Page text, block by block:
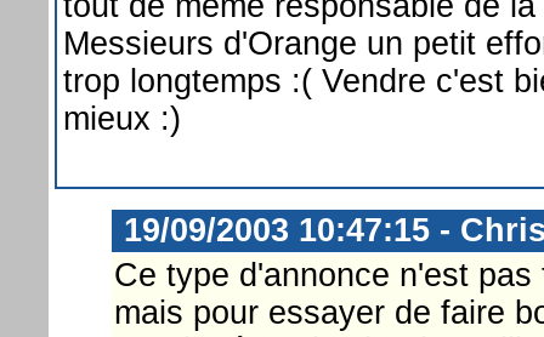
Messieurs d'Orange un petit
trop longtemps :( Vendre c'est
mieux :)
19/09/2003 10:47:15 -
Ce type d'annonce n'est
mais pour essayer de faire